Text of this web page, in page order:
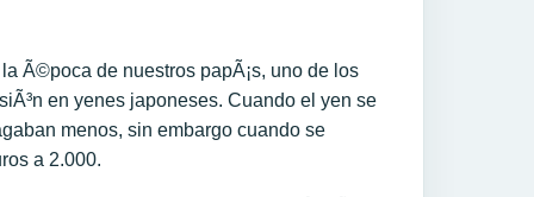
Ã©poca de nuestros papÃ¡s, uno de los
en yenes japoneses. Cuando el yen se
menos, sin embargo cuando se
a 2.000.